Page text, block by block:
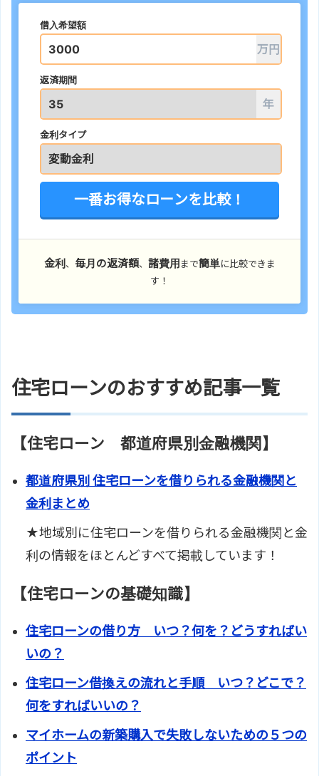
借入希望額
万円
返済期間
年
金利タイプ
一番お得なローンを比較！
金利 、 毎月の返済額、 諸費用 まで簡単に比較できま
す！
住宅ローンのおすすめ記事一覧
【住宅ローン 都道府県別金融機関】
都道府県別 住宅ローンを借りられる金融機関と
金利まとめ
★地域別に住宅ローンを借りられる金融機関と金
利の情報をほとんどすべて掲載しています！
【住宅ローンの基礎知識】
住宅ローンの借り方 いつ？何を？どうすればい
いの？
住宅ローン借換えの流れと手順 いつ？どこで？
何をすればいいの？
マイホームの新築購入で失敗しないための５つの
ポイント